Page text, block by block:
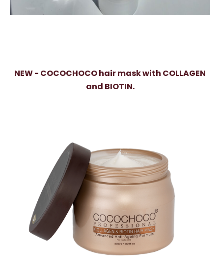
NEW - COCOCHOCO hair mask with COLLAGEN
and BIOTIN.